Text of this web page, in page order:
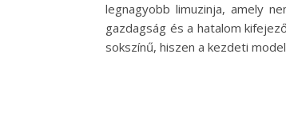
legnagyobb limuzinja, amely
gazdagság és a hatalom
sokszínű, hiszen a kezdeti